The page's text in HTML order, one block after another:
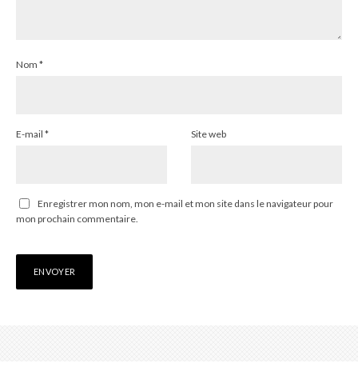
Nom *
E-mail * Site web
Enregistrer mon nom, mon e-mail et mon site dans le navigateur pour
mon prochain commentaire.